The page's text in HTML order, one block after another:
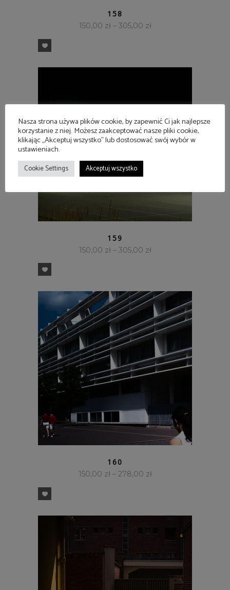
158
150,00 zł – 305,00 zł
159
150,00 zł – 305,00 zł
160
150,00 zł – 278,00 zł
Nasza strona używa plików cookie, by zapewnić Ci jak najlepsze
korzystanie z niej. Możesz zaakceptować nasze pliki cookie,
klikając „Akceptuj wszystko” lub dostosować swój wybór w
ustawieniach.
Cookie Settings Akceptuj wszystko